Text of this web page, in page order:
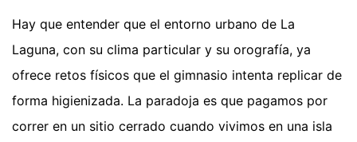
Hay que entender que el entorno urbano de La
Laguna, con su clima particular y su orografía, ya
ofrece retos físicos que el gimnasio intenta replicar de
forma higienizada. La paradoja es que pagamos por
correr en un sitio cerrado cuando vivimos en una isla